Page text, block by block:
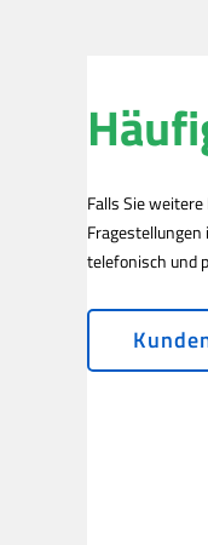
Falls Sie
telefonisch und